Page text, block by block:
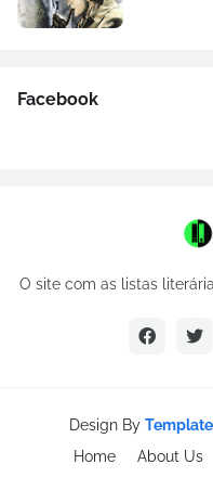
Facebook
O site com as listas
Design By
Home
About Us